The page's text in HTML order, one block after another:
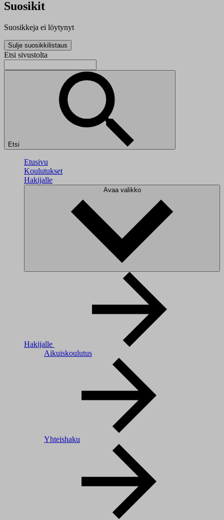
Suosikit
Suosikkeja ei löytynyt
Sulje suosikkilistaus
Etsi sivustolta
Etsi
Etusivu
Koulutukset
Hakijalle
Avaa valikko
Hakijalle
Aikuiskoulutus
Yhteishaku